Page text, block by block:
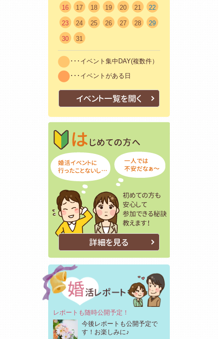
16 17 18 19 20 21 22
23 24 25 26 27 28 29
30 31
･･･イベント集中DAY(複数件）
･･･イベントがある日
イベント一覧を開く
はじめての方
詳細を見る
レポートも随時公開予定！
今後レポートも公開予定で
す！お楽しみに♪